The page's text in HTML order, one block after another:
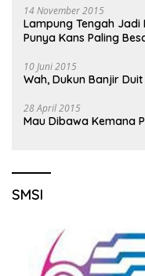
14 November 2015
Lampung Tengah Jadi
Punya Kans Paling
10 Juni 2015
Wah, Dukun Banjir Duit
28 April 2015
Mau Dibawa Kemana
SMSI